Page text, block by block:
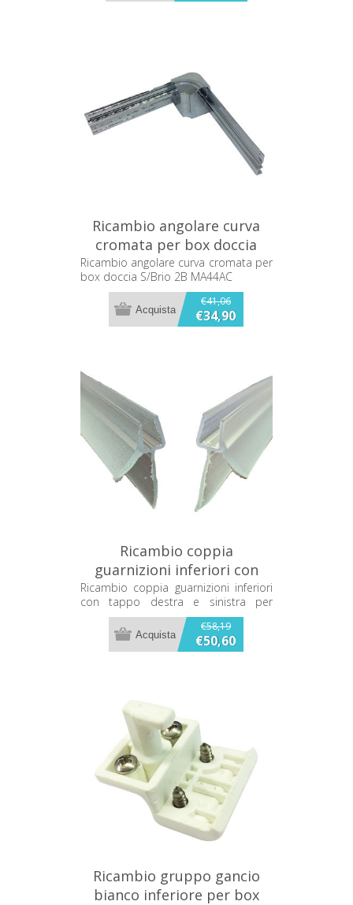
Ricambio angolare curva
cromata per box doccia
S/Brio 2B MA44AC
Ricambio angolare curva cromata per
box doccia S/Brio 2B MA44AC
€41,06
€34,90
Ricambio coppia
guarnizioni inferiori con
tappo destra e sinistra per
doccia 2B MZT8A2D/S
Ricambio coppia guarnizioni inferiori
con tappo destra e sinistra per
doccia 2B MZT8A2D/S
€58,19
€50,60
Ricambio gruppo gancio
bianco inferiore per box